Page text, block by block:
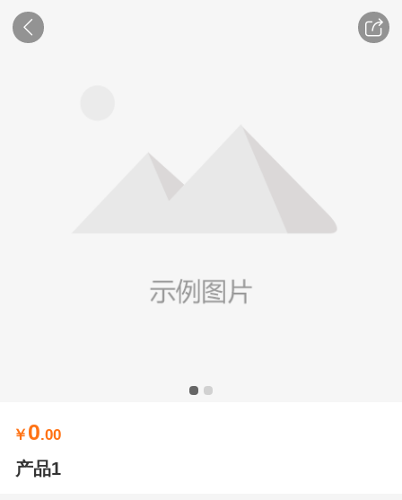
￥ 0.00
产品1